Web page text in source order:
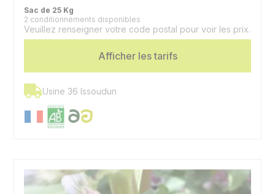
Sac de 25 Kg
2 conditionnements disponibles
Veuillez renseigner votre code postal pour voir les prix.
Afficher les tarifs
Usine 36 Issoudun